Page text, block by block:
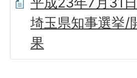
埼玉県知事選挙/
果